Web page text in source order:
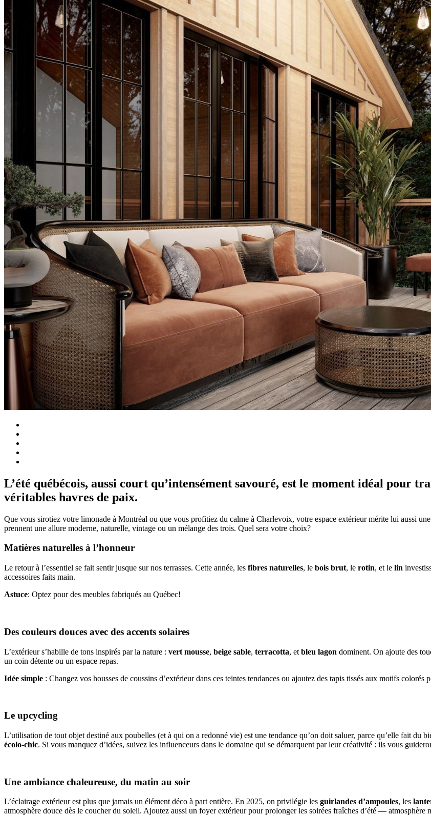
L’été québécois, aussi court qu’intensément savouré, est le moment idéal pour
véritables havres de paix.
Que vous sirotiez votre limonade à Montréal ou que vous profitiez du calme à Charlevoix, votre espace extérieur mérite lui aussi
prennent une allure moderne, naturelle, vintage ou un mélange des trois. Quel sera votre choix?
Matières naturelles à l’honneur
Le retour à l’essentiel se fait sentir jusque sur nos terrasses. Cette année, les fibres naturelles, le bois brut, le rotin, et le lin
accessoires faits main.
Astuce: Optez pour des meubles fabriqués au Québec!
Des couleurs douces avec des accents solaires
L’extérieur s’habille de tons inspirés par la nature : vert mousse, beige sable, terracotta, et bleu lagon dominent. On ajoute des
un coin détente ou un espace repas.
Idée simple : Changez vos housses de coussins d’extérieur dans ces teintes tendances ou ajoutez des tapis tissés aux motifs colorés
Le upcycling
L’utilisation de tout objet destiné aux poubelles (et à qui on a redonné vie) est une tendance qu’on doit saluer, parce qu’elle fait du
écolo-chic. Si vous manquez d’idées, suivez les influenceurs dans le domaine qui se démarquent par leur créativité : ils vous
Une ambiance chaleureuse, du matin au soir
L’éclairage extérieur est plus que jamais un élément déco à part entière. En 2025, on privilégie les guirlandes d’ampoules, les
atmosphère douce dès le coucher du soleil. Ajoutez aussi un foyer extérieur pour prolonger les soirées fraîches d’été — atmosphère